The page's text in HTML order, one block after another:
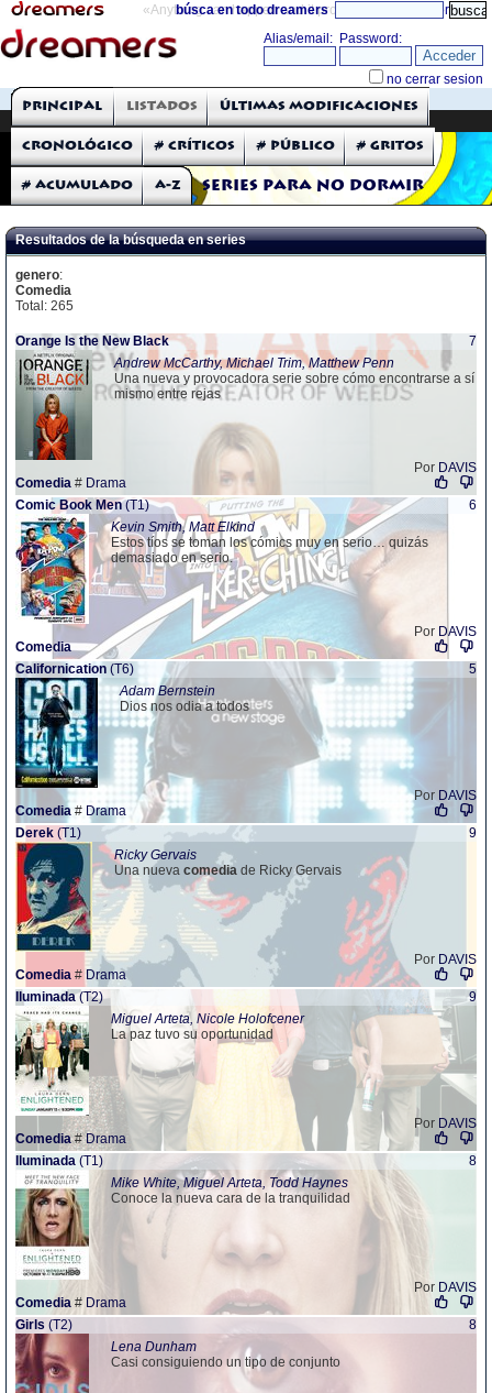
«Anything can happen and it probably will» directorio
búsca en todo dreamers
THE DREAMERS
Críticas: Series de TV
Series para no dormir
Principal Listados Últimas modificaciones
Cronológico # Críticos # Público # Gritos
# Acumulado A-Z
Resultados de la búsqueda en series
genero:
Comedia
Total: 265
Orange Is the New Black
7
Andrew McCarthy, Michael Trim, Matthew Penn
Una nueva y provocadora serie sobre cómo encontrarse a sí
mismo entre rejas
Por DAVIS
Comedia # Drama
Comic Book Men(T1)
6
Kevin Smith, Matt Elkind
Estos tíos se toman los cómics muy en serio… quizás
demasiado en serio.
Por DAVIS
Comedia
Californication (T6)
5
Adam Bernstein
Dios nos odia a todos
Por DAVIS
Comedia # Drama
Derek (T1)
9
Ricky Gervais
Una nueva comedia de Ricky Gervais
Por DAVIS
Comedia # Drama
Iluminada(T2)
9
Miguel Arteta, Nicole Holofcener
La paz tuvo su oportunidad
Por DAVIS
Comedia#Drama
Iluminada (T1)
8
Mike White, Miguel Arteta, Todd Haynes
Conoce la nueva cara de la tranquilidad
Por DAVIS
Comedia # Drama
Girls (T2)
8
Lena Dunham
Casi consiguiendo un tipo de conjunto